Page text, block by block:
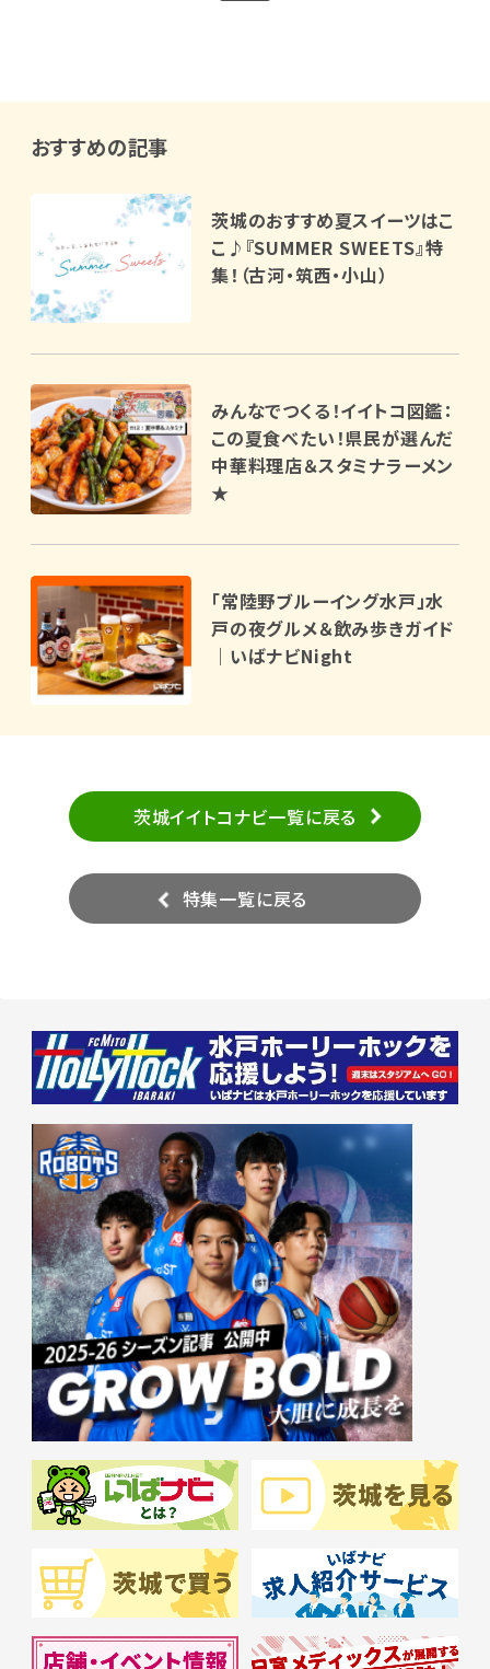
おすすめの記事
茨城のおすすめ夏スイーツはこ
こ♪『SUMMER SWEETS』特
集！（古河・筑西・小山）
みんなでつくる！イイトコ図鑑：
この夏食べたい！県民が選んだ
中華料理店＆スタミナラーメン
★
「常陸野ブルーイング水戸」水
戸の夜グルメ＆飲み歩きガイド
｜いばナビNight
茨城イイトコナビ一覧に戻る
特集一覧に戻る